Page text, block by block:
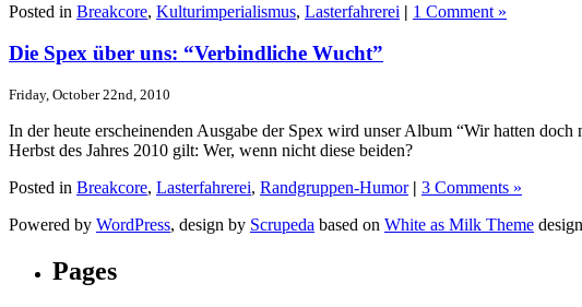
Posted in Breakcore, Kulturimperialismus, Lasterfahrerei | 1 Comment »
Die Spex über uns: “Verbindliche Wucht”
Friday, October 22nd, 2010
In der heute erscheinenden Ausgabe der Spex wird unser Album “Wir hatten
Herbst des Jahres 2010 gilt: Wer, wenn nicht diese beiden?
Posted in Breakcore, Lasterfahrerei, Randgruppen-Humor | 3 Comments »
Powered by WordPress, design by Scrupeda based on White as Milk Theme
Pages